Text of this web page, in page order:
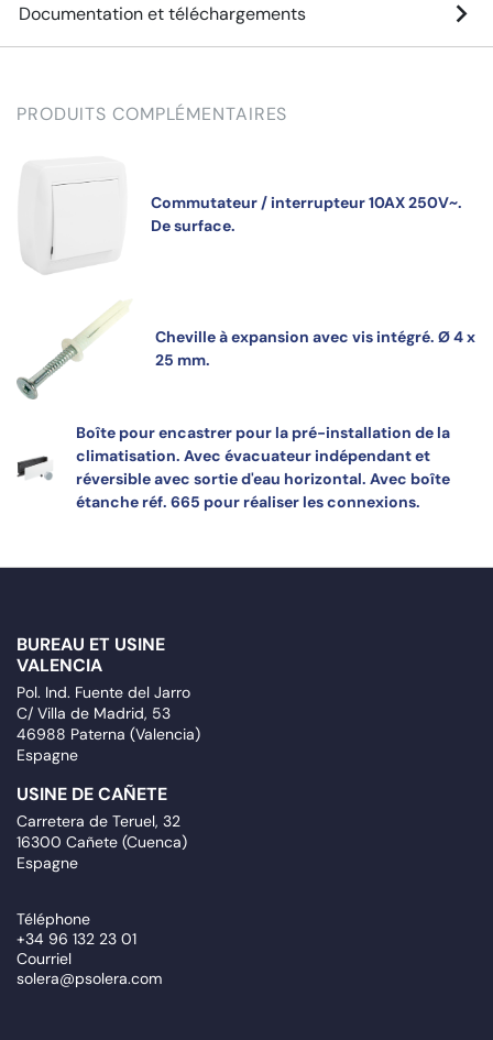
Documentation et téléchargements
PRODUITS COMPLÉMENTAIRES
Commutateur / interrupteur 10AX 250V~.
De surface.
Cheville à expansion avec vis intégré. Ø 4 x
25 mm.
Boîte pour encastrer pour la pré-installation de la
climatisation. Avec évacuateur indépendant et
réversible avec sortie d'eau horizontal. Avec boîte
étanche réf. 665 pour réaliser les connexions.
BUREAU ET USINE
VALENCIA
Pol. Ind. Fuente del Jarro
C/ Villa de Madrid, 53
46988 Paterna (Valencia)
Espagne
USINE DE CAÑETE
Carretera de Teruel, 32
16300 Cañete (Cuenca)
Espagne
Téléphone
+34 96 132 23 01
Courriel
solera@psolera.com